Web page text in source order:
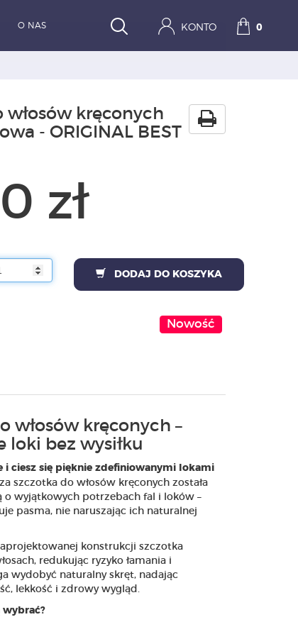
O NAS KONTO 0
włosów kręconych
- ORIGINAL BEST
zł
DODAJ DO KOSZYKA
Nowość
włosów kręconych –
loki bez wysiłku
i ciesz się pięknie zdefiniowanymi lokami
szczotka do włosów kręconych została
o wyjątkowych potrzebach fal i loków –
pasma, nie naruszając ich naturalnej
konstrukcji szczotka
redukując ryzyko łamania i
wydobyć naturalny skręt, nadając
lekkość i zdrowy wygląd.
wybrać?